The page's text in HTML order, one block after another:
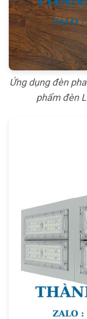
Ứng dụng đèn
phẩm đèn